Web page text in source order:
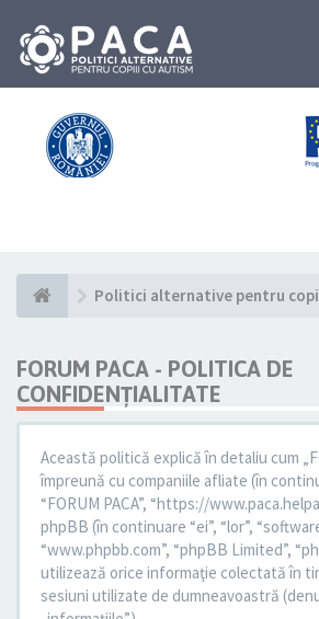
Politici alternative pentru
FORUM PACA - POLITICA DE
CONFIDENŢIALITATE
Această politică explică în detaliu cum
împreună cu companiile afliate (în
“FORUM PACA”, “https://
phpBB (în continuare “ei”, “lor”,
“www.phpbb.com”, “phpBB Limited”,
utilizează orice informaţie colectată în
sesiuni utilizate de dumneavoastră